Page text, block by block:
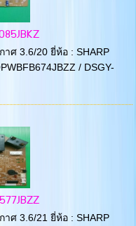
ศ 3.6/20 ยี่ห้อ : SHARP
/ DSGY-
ศ 3.6/21 ยี่ห้อ : SHARP